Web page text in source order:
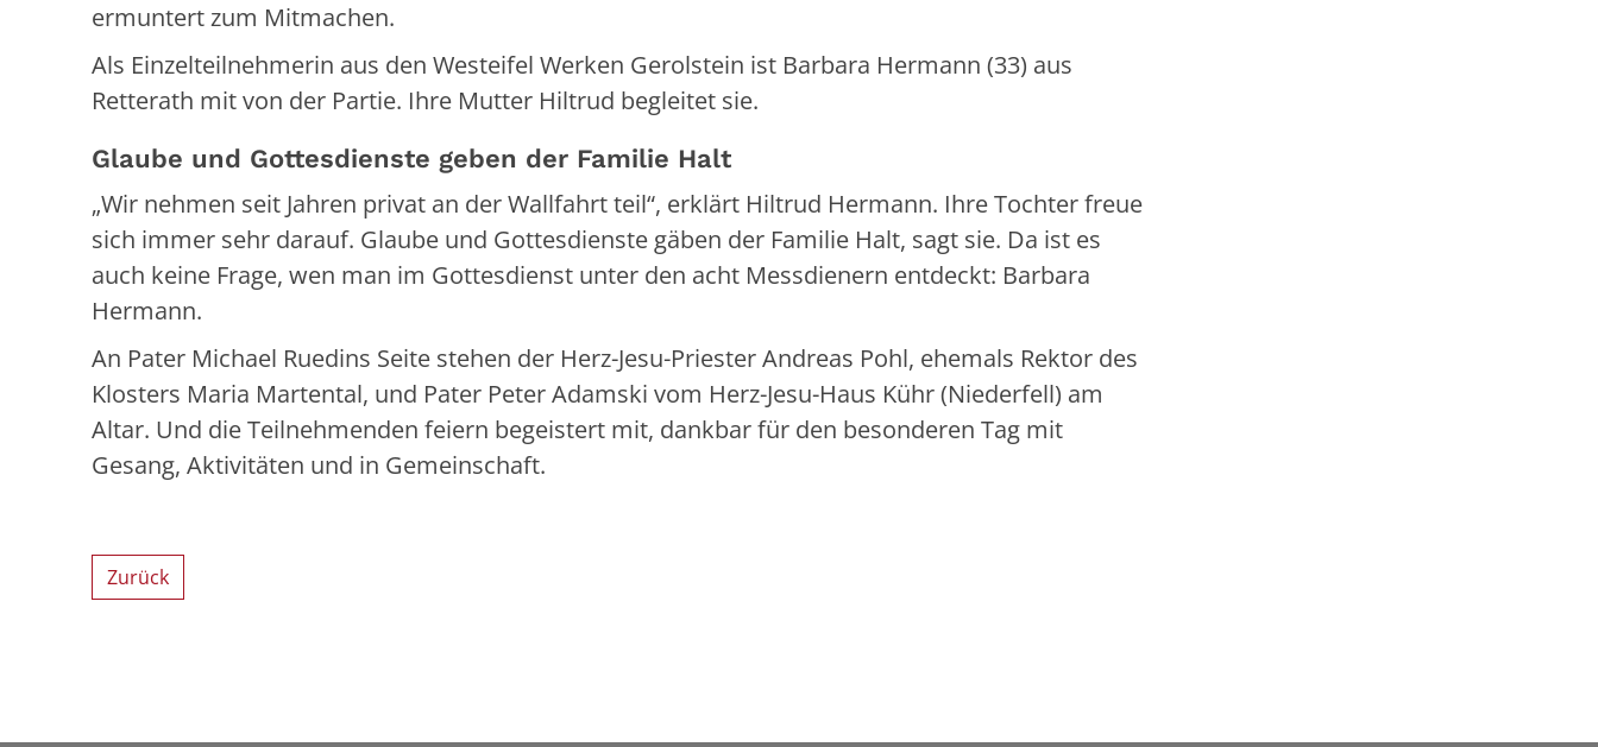
ermuntert zum Mitmachen.
Als Einzelteilnehmerin aus den Westeifel Werken Gerolstein ist Barbara Hermann (33) aus
Retterath mit von der Partie. Ihre Mutter Hiltrud begleitet sie.
Glaube und Gottesdienste geben der Familie Halt
„Wir nehmen seit Jahren privat an der Wallfahrt teil“, erklärt Hiltrud Hermann. Ihre Tochter freue
sich immer sehr darauf. Glaube und Gottesdienste gäben der Familie Halt, sagt sie. Da ist es
auch keine Frage, wen man im Gottesdienst unter den acht Messdienern entdeckt: Barbara
Hermann.
An Pater Michael Ruedins Seite stehen der Herz-Jesu-Priester Andreas Pohl, ehemals Rektor des
Klosters Maria Martental, und Pater Peter Adamski vom Herz-Jesu-Haus Kühr (Niederfell) am
Altar. Und die Teilnehmenden feiern begeistert mit, dankbar für den besonderen Tag mit
Gesang, Aktivitäten und in Gemeinschaft.
Zurück